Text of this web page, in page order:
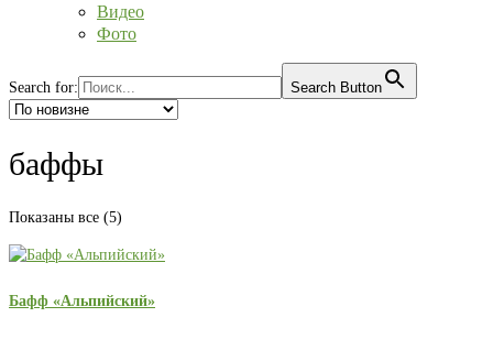
Видео
Фото
Search for: Search Button
баффы
Показаны все (5)
недавние
Бафф «Альпийский»